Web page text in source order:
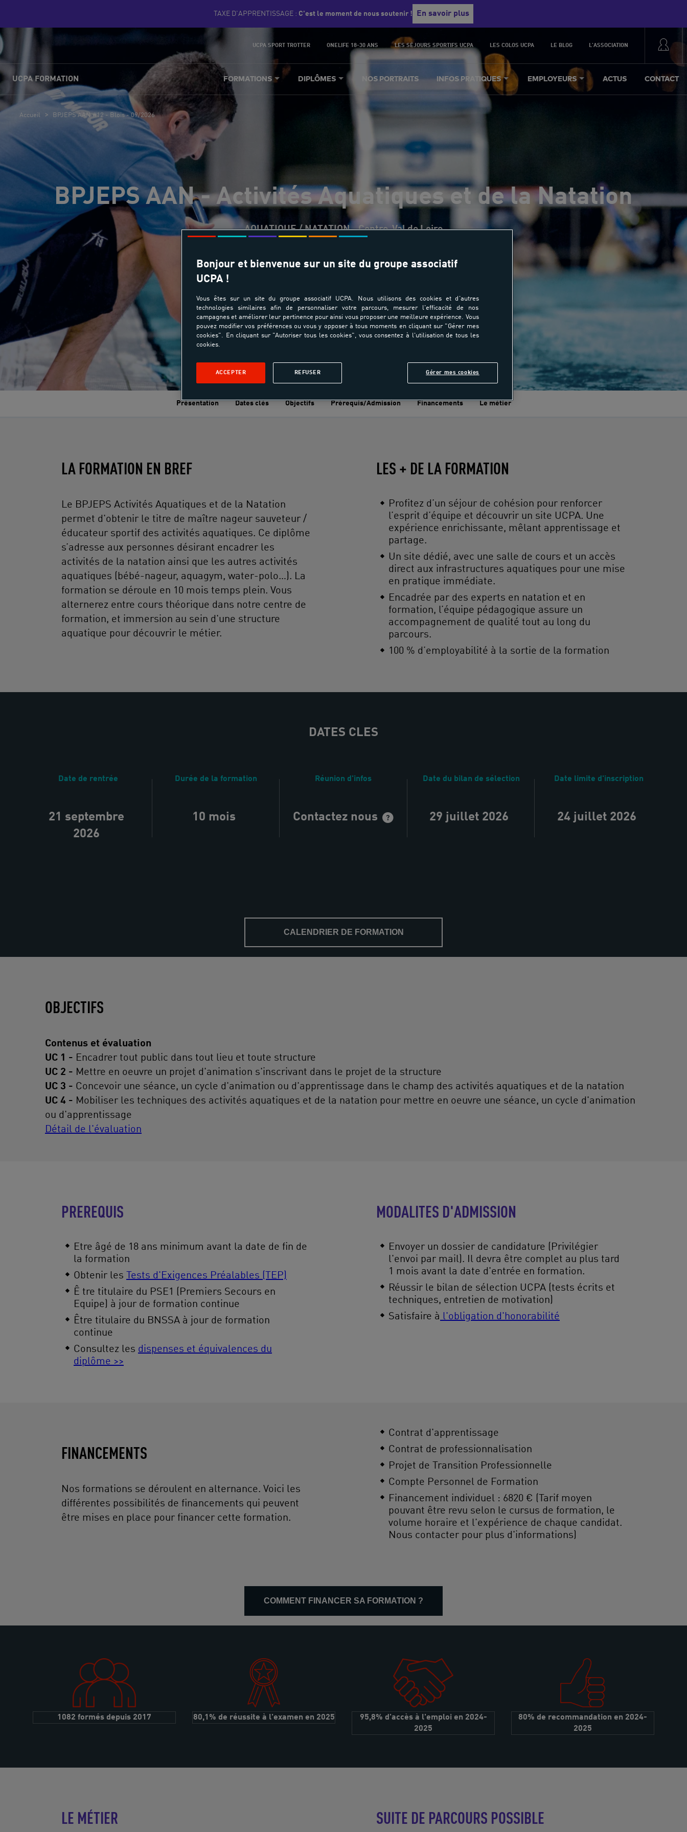
TAXE D'APPRENTISSAGE : C'est le moment de nous soutenir ! En savoir plus
UCPA SPORT TROTTER ONELIFE 18-30 ANS LES SÉJOURS SPORTIFS UCPA LES COLOS UCPA LE BLOG L'ASSOCIATION
UCPA FORMATION FORMATIONS DIPLÔMES NOS PORTRAITS INFOS PRATIQUES EMPLOYEURS ACTUS CONTACT
Accueil > BPJEPS AAN #12 - Blois - 09/2026
BPJEPS AAN - Activités Aquatiques et de la Natation
AQUATIQUE / NATATION - Centre-Val de Loire
Présentation Dates clés Objectifs Prérequis/Admission Financements Le métier
LA FORMATION EN BREF
Le BPJEPS Activités Aquatiques et de la Natation
permet d'obtenir le titre de maître nageur sauveteur /
éducateur sportif des activités aquatiques. Ce diplôme
s’adresse aux personnes désirant encadrer les
activités de la natation ainsi que les autres activités
aquatiques (bébé-nageur, aquagym, water-polo…). La
formation se déroule en 10 mois temps plein. Vous
alternerez entre cours théorique dans notre centre de
formation, et immersion au sein d'une structure
aquatique pour découvrir le métier.
LES + DE LA FORMATION
Profitez d’un séjour de cohésion pour renforcer
l’esprit d’équipe et découvrir un site UCPA. Une
expérience enrichissante, mêlant apprentissage et
partage.
Un site dédié, avec une salle de cours et un accès
direct aux infrastructures aquatiques pour une mise
en pratique immédiate.
Encadrée par des experts en natation et en
formation, l’équipe pédagogique assure un
accompagnement de qualité tout au long du
parcours.
100 % d’employabilité à la sortie de la formation
DATES CLES
Date de rentrée
21 septembre
2026
Durée de la formation
10 mois
Réunion d'infos
Contactez nous
Date du bilan de sélection
29 juillet 2026
Date limite d'inscription
24 juillet 2026
CALENDRIER DE FORMATION
OBJECTIFS
Contenus et évaluation
UC 1 - Encadrer tout public dans tout lieu et toute structure
UC 2 - Mettre en oeuvre un projet d'animation s'inscrivant dans le projet de la structure
UC 3 - Concevoir une séance, un cycle d'animation ou d'apprentissage dans le champ des activités aquatiques et de la natation
UC 4 - Mobiliser les techniques des activités aquatiques et de la natation pour mettre en oeuvre une séance, un cycle d'animation
ou d'apprentissage
Détail de l'évaluation
PREREQUIS
Etre âgé de 18 ans minimum avant la date de fin de
la formation
Obtenir les
Tests d'Exigences Préalables (TEP)
Ê tre titulaire du PSE1 (Premiers Secours en
Equipe) à jour de formation continue
Être titulaire du BNSSA à jour de formation
continue
Consultez les dispenses et équivalences du
diplôme >>
MODALITES D'ADMISSION
Envoyer un dossier de candidature (Privilégier
l'envoi par mail). Il devra être complet au plus tard
1 mois avant la date d'entrée en formation.
Réussir le bilan de sélection UCPA (tests écrits et
techniques, entretien de motivation)
Satisfaire à l'obligation d'honorabilité
FINANCEMENTS
Nos formations se déroulent en alternance. Voici les
différentes possibilités de financements qui peuvent
être mises en place pour financer cette formation.
Contrat d'apprentissage
Contrat de professionnalisation
Projet de Transition Professionnelle
Compte Personnel de Formation
Financement individuel : 6820 € (Tarif moyen
pouvant être revu selon le cursus de formation, le
volume horaire et l'expérience de chaque candidat.
Nous contacter pour plus d'informations)
COMMENT FINANCER SA FORMATION ?
1082 formés depuis 2017 80,1% de réussite à l'examen en 2025
95,8% d'accès à l'emploi en 2024-
2025
80% de recommandation en 2024-
2025
LE MÉTIER SUITE DE PARCOURS POSSIBLE
Bonjour et bienvenue sur un site du groupe associatif
UCPA !
Vous êtes sur un site du groupe associatif UCPA. Nous utilisons des cookies et d'autres
technologies similaires afin de personnaliser votre parcours, mesurer l'efficacité de nos
campagnes et améliorer leur pertinence pour ainsi vous proposer une meilleure expérience. Vous
pouvez modifier vos préférences ou vous y opposer à tous moments en cliquant sur "Gérer mes
cookies". En cliquant sur "Autoriser tous les cookies", vous consentez à l'utilisation de tous les
cookies.
Gérer mes cookies
REFUSER
ACCEPTER